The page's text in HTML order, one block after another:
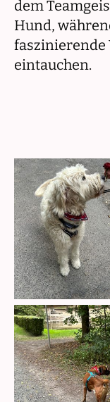
dem
Hund,
faszinierende
eintauchen.